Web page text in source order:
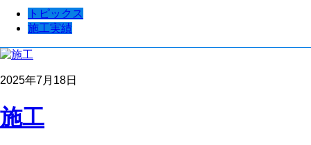
トピックス
施工実績
2025年7月18日
施工